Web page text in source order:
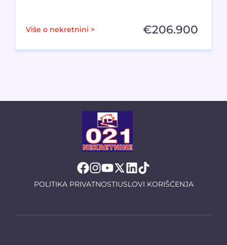
Više o nekretnini > €206.900
POLITIKA PRIVATNOSTIUSLOVI KORIŠĆENJA